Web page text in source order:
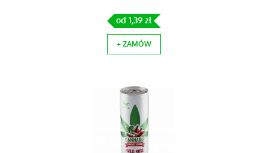
od 1,39 zł
+ ZAMÓW